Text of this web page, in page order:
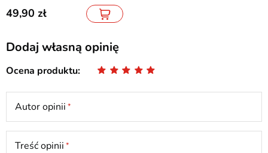
49,90
Dodaj własną opinię
Ocena produktu
Autor opinii
Treść opinii